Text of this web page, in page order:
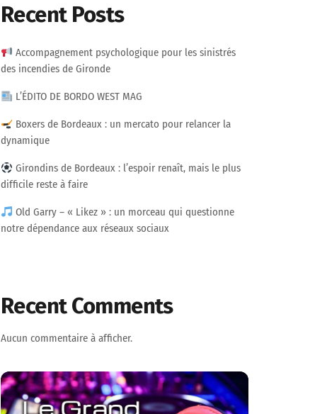
Recent Posts
Accompagnement psychologique pour les sinistrés
des incendies de Gironde
L’ÉDITO DE BORDO WEST MAG
Boxers de Bordeaux : un mercato pour relancer la
dynamique
Girondins de Bordeaux : l’espoir renaît, mais le plus
difficile reste à faire
Old Garry – « Likez » : un morceau qui questionne
notre dépendance aux réseaux sociaux
Recent Comments
Aucun commentaire à afficher.